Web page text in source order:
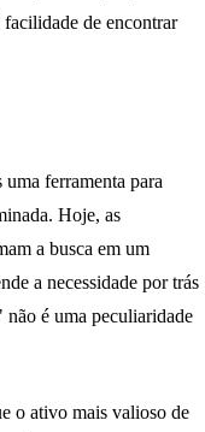
de encontrar
uma ferramenta para
Hoje, as
a busca em um
a necessidade por trás
é uma peculiaridade
o ativo mais valioso de